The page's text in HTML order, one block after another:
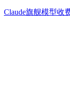
Claude旗舰模型收